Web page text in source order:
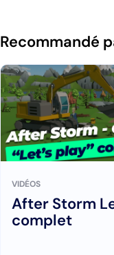
Recommandé
VIDÉOS
After Storm Let’s Play
complet